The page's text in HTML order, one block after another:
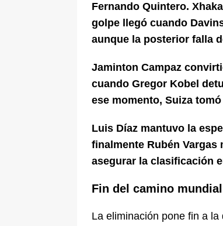
Fernando Quintero.
golpe llegó cuando
aunque la posterior falla
Jaminton Campaz
cuando Gregor Kobel
ese momento, Suiza
Luis Díaz mantuvo la
finalmente Rubén
asegurar la clasificación
Fin del camino
La eliminación pone fin a